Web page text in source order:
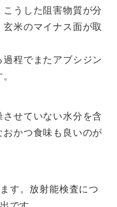
うした阻害物質が分
米のマイナス面が取
程でまたアブシジン
せていない水分を含
かつ食味も良いのが
す。放射能検査につ